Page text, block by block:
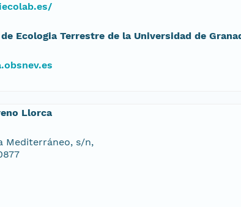
Ecologia Terrestre de la Universidad de
Llorca
Mediterráneo, s/n,